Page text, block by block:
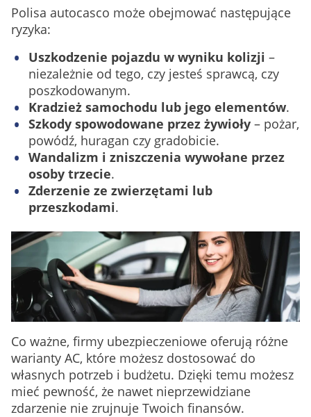
Polisa autocasco może obejmować następujące
ryzyka:
Uszkodzenie pojazdu w wyniku kolizji –
niezależnie od tego, czy jesteś sprawcą, czy
poszkodowanym.
Kradzież samochodu lub jego elementów.
Szkody spowodowane przez żywioły – pożar,
powódź, huragan czy gradobicie.
Wandalizm i zniszczenia wywołane przez
osoby trzecie.
Zderzenie ze zwierzętami lub
przeszkodami.
Co ważne, firmy ubezpieczeniowe oferują różne
warianty AC, które możesz dostosować do
własnych potrzeb i budżetu. Dzięki temu możesz
mieć pewność, że nawet nieprzewidziane
zdarzenie nie zrujnuje Twoich finansów.